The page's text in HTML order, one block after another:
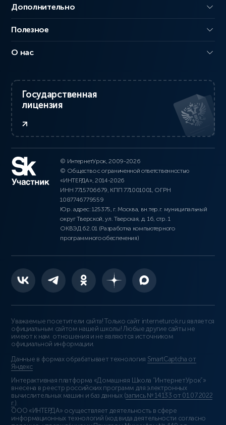
Дополнительно
Полезное
О нас
Государственная
лицензия
© ИнтернетУрок, 2009-2026
© Общество с ограниченной ответственностью
«ИНТЕРДА», 2014-2026
ИНН 7715706679, КПП 771001001, ОГРН
1087746779559
Юр. адрес: 125375, г. Москва, вн.тер.г. муниципальный
округ Тверской, ул. Тверская, д. 16, стр. 1
ОКВЭД 62.01 (Разработка компьютерного
программного обеспечения)
Уважаемые посетители сайта! Только сайт interneturok.ru является
официальным сайтом нашей школы! Любые другие сайты не
имеют к нам отношения и не являются источником
официальной информации.
Данные в формах обрабатывает технология SmartCaptcha от
Яндекс
Интерактивная платформа «Домашняя Школа “ИнтернетУрок”»
внесена в реестр российских программ для электронных
вычислительных машин и баз данных (запись № 14133 от 01.07.2022
г.).
ООО «ИНТЕРДА» осуществляет деятельность в сфере
информационных технологий (код вида деятельности согласно